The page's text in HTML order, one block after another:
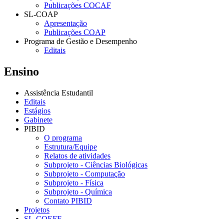
Publicações COCAF
SL-COAP
Apresentação
Publicações COAP
Programa de Gestão e Desempenho
Editais
Ensino
Assistência Estudantil
Editais
Estágios
Gabinete
PIBID
O programa
Estrutura/Equipe
Relatos de atividades
Subprojeto - Ciências Biológicas
Subprojeto - Computação
Subprojeto - Física
Subprojeto - Química
Contato PIBID
Projetos